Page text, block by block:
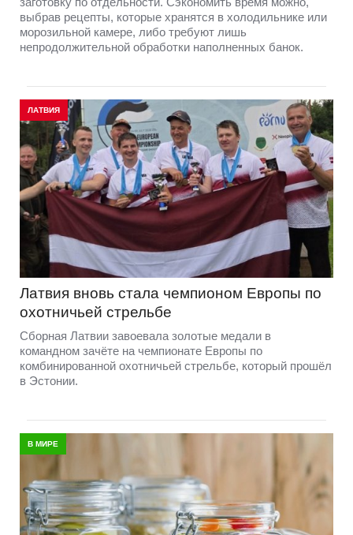
выбрав рецепты, которые хранятся в холодильнике или
морозильной камере, либо требуют лишь
непродолжительной обработки наполненных банок.
ЛАТВИЯ
Латвия вновь стала чемпионом Европы по
охотничьей стрельбе
Сборная Латвии завоевала золотые медали в
командном зачёте на чемпионате Европы по
комбинированной охотничьей стрельбе, который прошёл
в Эстонии.
В МИРЕ